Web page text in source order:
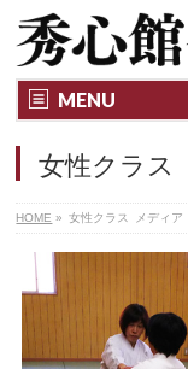
MENU
女性クラス
HOME » 女性クラス メディア